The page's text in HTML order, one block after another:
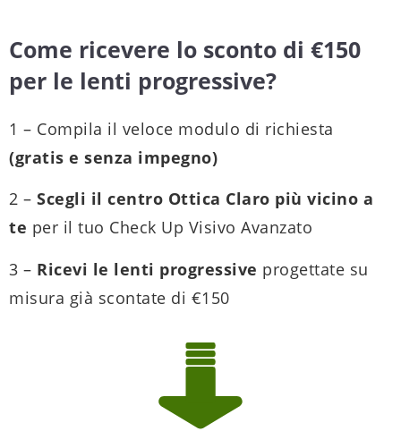
Come ricevere lo sconto di €150
per le lenti progressive?
1 – Compila il veloce modulo di richiesta
(gratis e senza impegno)
2 – Scegli il centro Ottica Claro più vicino a
te per il tuo Check Up Visivo Avanzato
3 – Ricevi le lenti progressive progettate su
misura già scontate di €150